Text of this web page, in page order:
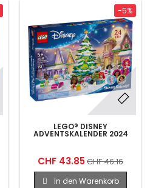
LEGO® DISNEY
ADVENTSKALENDER 2024
CHF 43.85CHF 46.16
-5%
In den Warenkorb